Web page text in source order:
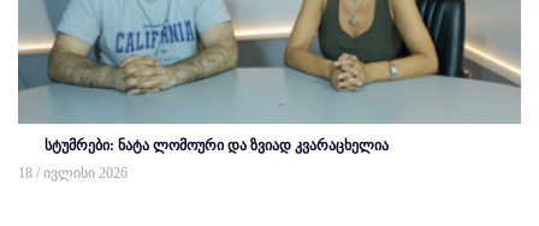
სტუმრები: ნატა ლომოური და ზვიად კვარაცხელია
18 / ივლისი 2026